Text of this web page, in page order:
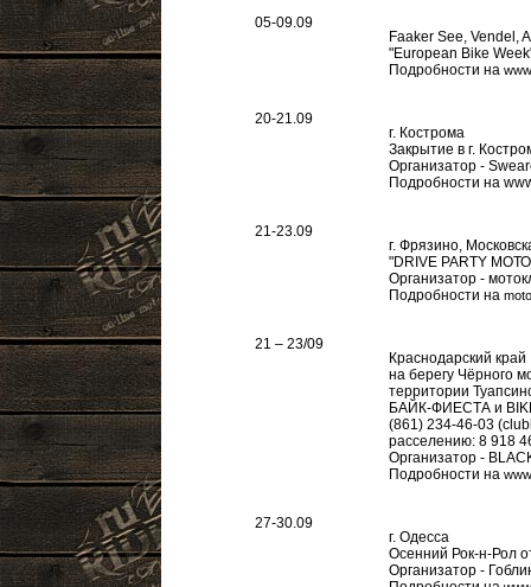
05-09.09
Faaker See, Vendel,
"European Bike
Подробности на
20-21.09
г. Кострома
Закрытие в г.
Организатор -
Подробности на
21-23.09
г. Фрязино,
"DRIVE PARTY
Организатор -
Подробности на
21 – 23/09
Краснодарский край
на берегу Чёрного
территории
БАЙК-ФИЕСТА и
(861) 234-46-03
расселению: 8 918
Организатор -
Подробности на
27-30.09
г. Одесса
Осенний Рок-н-Рол
Организатор -